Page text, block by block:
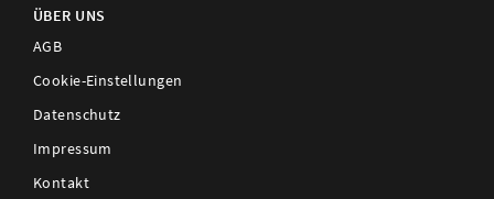
ÜBER UNS
AGB
Cookie-Einstellungen
Datenschutz
Impressum
Kontakt